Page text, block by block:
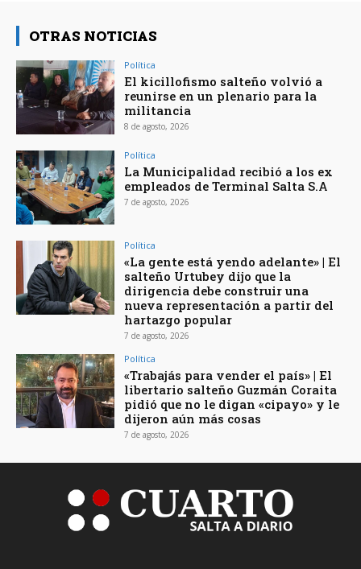
OTRAS NOTICIAS
Política
El kicillofismo salteño volvió a
reunirse en un plenario para la
militancia
8 de agosto, 2026
Política
La Municipalidad recibió a los ex
empleados de Terminal Salta S.A
7 de agosto, 2026
Política
«La gente está yendo adelante» | El
salteño Urtubey dijo que la
dirigencia debe construir una
nueva representación a partir del
hartazgo popular
7 de agosto, 2026
Política
«Trabajás para vender el país» | El
libertario salteño Guzmán Coraita
pidió que no le digan «cipayo» y le
dijeron aún más cosas
7 de agosto, 2026